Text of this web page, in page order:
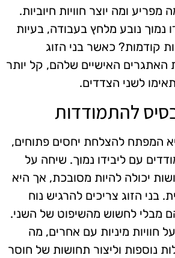
מפריע ומה יוצר חוויות חיוביות.
נמוך נובע מלחץ בעבודה, בעיות
קודמות? כאשר בני הזוג
האתגרים האישיים שלהם, קל יותר
לשני הצדדים.
להתמודדות
המפתח להצלחת יחסים פתוחים,
עם ליבידו נמוך. שיחה על
יכולה להיות מסובכת, אך היא
בני הזוג צריכים להרגיש נוח
מבלי לחשוש מהשיפוט של השני.
חוויות מיניות עם אחרים, מה
נוספות וליצור תחושות של חוסר